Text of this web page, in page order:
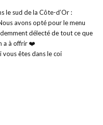
êtes dans le coi